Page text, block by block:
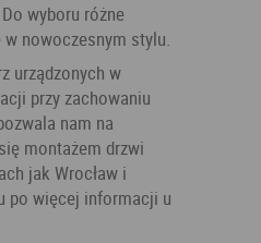
wyboru różne
nowoczesnym stylu.
urządzonych w
przy zachowaniu
nam na
montażem drzwi
jak Wrocław i
po więcej informacji u